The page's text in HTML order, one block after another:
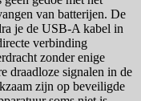
van batterijen. De
je de USB-A kabel in
verbinding
zonder enige
draadloze signalen in de
zijn op beveiligde